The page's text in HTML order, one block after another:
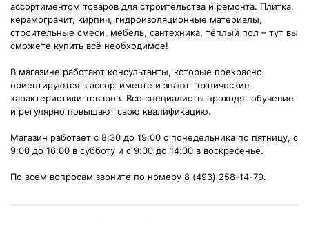
ассортиментом товаров для строительства и ремонта. Плитка,
керамогранит, кирпич, гидроизоляционные материалы,
строительные смеси, мебель, сантехника, тёплый пол – тут вы
сможете купить всё необходимое!
В магазине работают консультанты, которые прекрасно
ориентируются в ассортименте и знают технические
характеристики товаров. Все специалисты проходят обучение
и регулярно повышают свою квалификацию.
Магазин работает с 8:30 до 19:00 с понедельника по пятницу, с
9:00 до 16:00 в субботу и с 9:00 до 14:00 в воскресенье.
По всем вопросам звоните по номеру 8 (493) 258-14-79.